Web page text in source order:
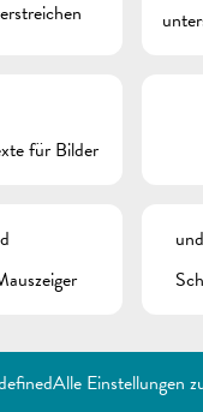
für Bilder
Alle Einstellungen